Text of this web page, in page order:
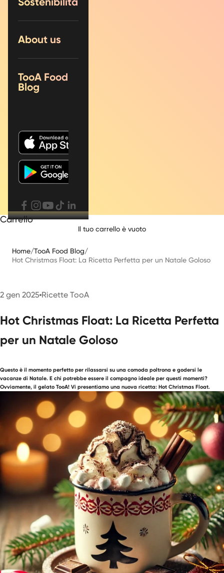
About us
TooA Food
Blog
Carrello
Il tuo carrello è vuoto
Home/TooA Food Blog/
Hot Christmas Float: La Ricetta Perfetta per un Natale Goloso
2 gen 2025 Ricette TooA
Hot Christmas Float: La Ricetta Perfetta
per un Natale Goloso
Questo è il momento perfetto per rilassarsi su una comoda poltrona e godersi le
vacanze di Natale. E chi potrebbe essere il compagno ideale per questi momenti?
Ovviamente, il gelato TooA! Vi presentiamo una nuova ricetta: Hot Christmas Float.